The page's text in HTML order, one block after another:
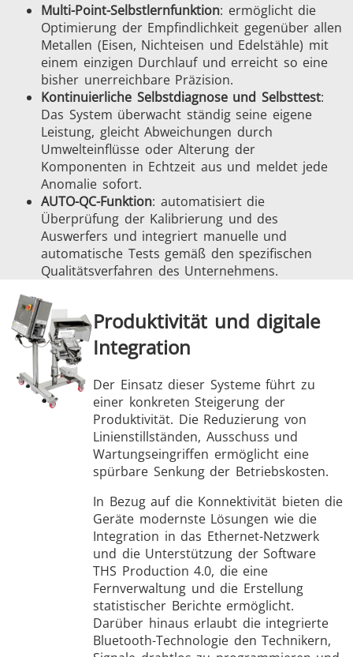
Multi-Point-Selbstlernfunktion: ermöglicht die
Optimierung der Empfindlichkeit gegenüber allen
Metallen (Eisen, Nichteisen und Edelstähle) mit
einem einzigen Durchlauf und erreicht so eine
bisher unerreichbare Präzision.
Kontinuierliche Selbstdiagnose und Selbsttest:
Das System überwacht ständig seine eigene
Leistung, gleicht Abweichungen durch
Umwelteinflüsse oder Alterung der
Komponenten in Echtzeit aus und meldet jede
Anomalie sofort.
AUTO-QC-Funktion: automatisiert die
Überprüfung der Kalibrierung und des
Auswerfers und integriert manuelle und
automatische Tests gemäß den spezifischen
Qualitätsverfahren des Unternehmens.
Produktivität und digitale
Integration
Der Einsatz dieser Systeme führt zu
einer konkreten Steigerung der
Produktivität. Die Reduzierung von
Linienstillständen, Ausschuss und
Wartungseingriffen ermöglicht eine
spürbare Senkung der Betriebskosten.
In Bezug auf die Konnektivität bieten die
Geräte modernste Lösungen wie die
Integration in das Ethernet-Netzwerk
und die Unterstützung der Software
THS Production 4.0, die eine
Fernverwaltung und die Erstellung
statistischer Berichte ermöglicht.
Darüber hinaus erlaubt die integrierte
Bluetooth-Technologie den Technikern,